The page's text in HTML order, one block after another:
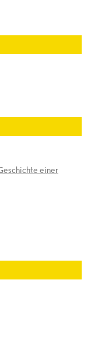
einer